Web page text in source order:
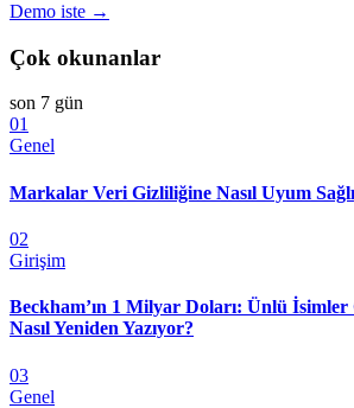
Demo iste →
Çok okunanlar
son 7 gün
01
Genel
Markalar Veri Gizliliğine Nasıl Uyum
02
Girişim
Beckham’ın 1 Milyar Doları: Ünlü İsimler
Nasıl Yeniden Yazıyor?
03
Genel